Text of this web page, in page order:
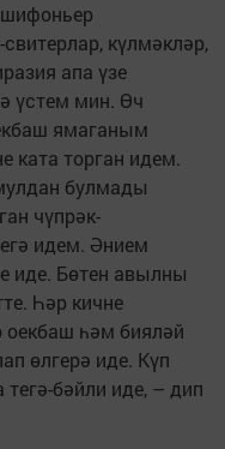
күлмәкләр,
апа үзе
үстем мин. Өч
ямаганым
ката торган идем.
булмады
чүпрәк-
идем. Әнием
иде. Бөтен авылны
Һәр кичне
һәм бияләй
өлгерә иде. Күп
бәйли иде, – дип